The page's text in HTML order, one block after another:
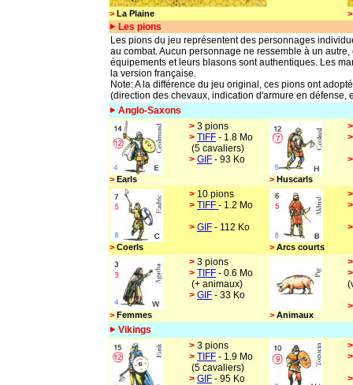
> La Plaine >
Les pions
Les pions du jeu représentent des personnages
au combat. Aucun personnage ne ressemble à un
équipements et leurs blasons sont authentiques. Les
la version française.
Note: A la différence du jeu original, ces pions ont
(direction des chevaux, indication d'armure en défense,
Anglo-Saxons
> Earls
> 3 pions
> TIFF - 1.8 Mo
(5 cavaliers)
> GIF - 93 Ko
> Huscarls
> Coerls
> 10 pions
> TIFF - 1.2 Mo
> GIF - 112 Ko
> Arcs courts
> Femmes
> 3 pions
> TIFF - 0.6 Mo
(+ animaux)
> GIF - 33 Ko
> Animaux
Vikings
> 3 pions
> TIFF - 1.9 Mo
(5 cavaliers)
> GIF - 95 Ko